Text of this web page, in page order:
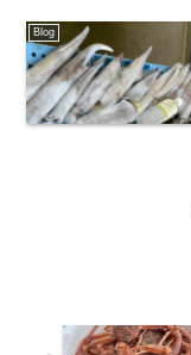
Blog